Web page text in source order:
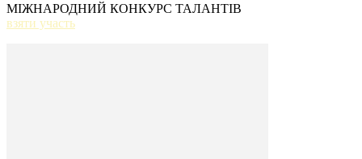
МІЖНАРОДНИЙ КОНКУРС ТАЛАНТІВ
взяти участь